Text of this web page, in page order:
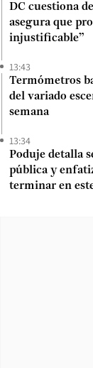
DC cuestiona
asegura que
injustificable”
13:43
Termómetros
del variado
semana
13:34
Poduje detalla
pública y
terminar en